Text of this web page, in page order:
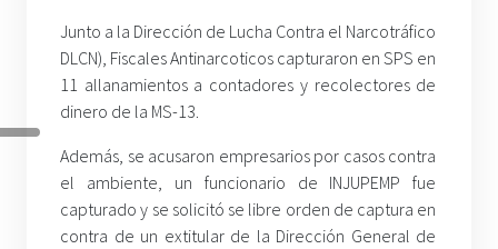
Junto a la Dirección de Lucha Contra el Narcotráfico
DLCN), Fiscales Antinarcoticos capturaron en SPS en
11 allanamientos a contadores y recolectores de
dinero de la MS-13.
Además, se acusaron empresarios por casos contra
el ambiente, un funcionario de INJUPEMP fue
capturado y se solicitó se libre orden de captura en
contra de un extitular de la Dirección General de